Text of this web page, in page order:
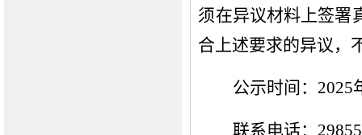
须在异议材料上签署
合上述要求的异议，
公示时间： 2025
联系电话：